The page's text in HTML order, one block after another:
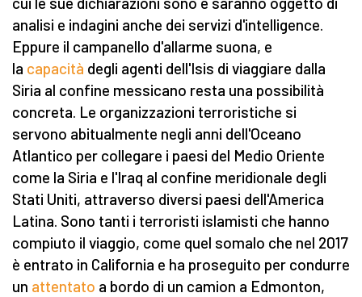
analisi e indagini anche dei servizi d'intelligence.
Eppure il campanello d'allarme suona, e
la capacità degli agenti dell'Isis di viaggiare dalla
Siria al confine messicano resta una possibilità
concreta. Le organizzazioni terroristiche si
servono abitualmente negli anni dell'Oceano
Atlantico per collegare i paesi del Medio Oriente
come la Siria e l'Iraq al confine meridionale degli
Stati Uniti, attraverso diversi paesi dell'America
Latina. Sono tanti i terroristi islamisti che hanno
compiuto il viaggio, come quel somalo che nel 2017
è entrato in California e ha proseguito per condurre
un attentato a bordo di un camion a Edmonton,